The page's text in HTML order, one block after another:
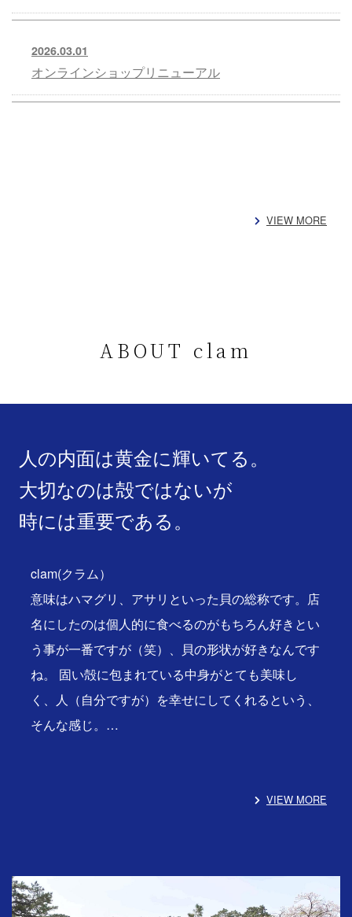
2026.03.01
オンラインショップリニューアル
VIEW MORE
ABOUT clam
人の内面は黄金に輝いてる。
大切なのは殻ではないが
時には重要である。
clam(クラム）
意味はハマグリ、アサリといった貝の総称です。店
名にしたのは個人的に食べるのがもちろん好きとい
う事が一番ですが（笑）、貝の形状が好きなんです
ね。 固い殻に包まれている中身がとても美味し
く、人（自分ですが）を幸せにしてくれるという、
そんな感じ。…
VIEW MORE